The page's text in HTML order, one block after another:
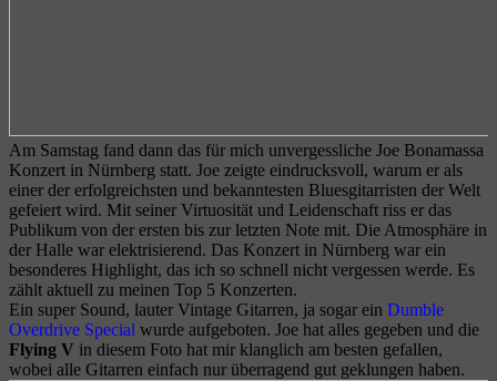
Am Samstag fand dann das für mich unvergessliche Joe Bonamassa
Konzert in Nürnberg statt. Joe zeigte eindrucksvoll, warum er als
einer der erfolgreichsten und bekanntesten Bluesgitarristen der Welt
gefeiert wird. Mit seiner Virtuosität und Leidenschaft riss er das
Publikum von der ersten bis zur letzten Note mit. Die Atmosphäre in
der Halle war elektrisierend. Das Konzert in Nürnberg war ein
besonderes Highlight, das ich so schnell nicht vergessen werde. Es
zählt aktuell zu meinen Top 5 Konzerten.
Ein super Sound, lauter Vintage Gitarren, ja sogar ein Dumble
Overdrive Special wurde aufgeboten. Joe hat alles gegeben und die
Flying V in diesem Foto hat mir klanglich am besten gefallen,
wobei alle Gitarren einfach nur überragend gut geklungen haben.